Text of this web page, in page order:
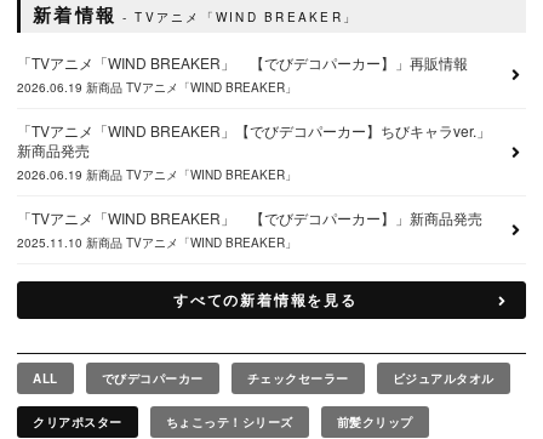
新着情報 TVアニメ「WIND BREAKER」
「TVアニメ「WIND BREAKER」 【でびデコパーカー】」再販情報
2026.06.19 新商品 TVアニメ「WIND BREAKER」
「TVアニメ「WIND BREAKER」【でびデコパーカー】ちびキャラver.」
新商品発売
2026.06.19 新商品 TVアニメ「WIND BREAKER」
「TVアニメ「WIND BREAKER」 【でびデコパーカー】」新商品発売
2025.11.10 新商品 TVアニメ「WIND BREAKER」
すべての新着情報を見る
ALL でびデコパーカー チェックセーラー ビジュアルタオル
クリアポスター ちょこっテ！シリーズ 前髪クリップ